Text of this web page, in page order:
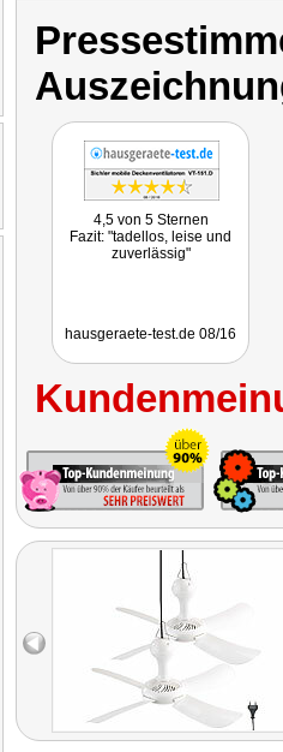
4,5 von 5 Sternen
Fazit: "tadellos, leise und
zuverlässig"
hausgeraete-test.de 08/16